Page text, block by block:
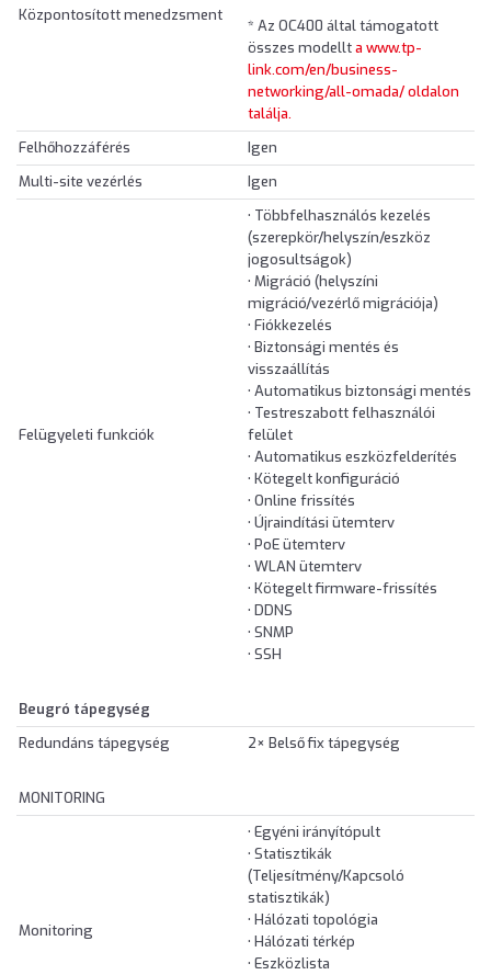
Központosított menedzsment
* Az OC400 által támogatott
összes modellta www.tp-
link.com/en/business-
networking/all-omada/ oldalon
találja.
Felhőhozzáférés
Igen
Multi-site vezérlés
Igen
Felügyeleti funkciók
• Többfelhasználós kezelés
(szerepkör/helyszín/eszköz
jogosultságok)
• Migráció (helyszíni
migráció/vezérlő migrációja)
• Fiókkezelés
• Biztonsági mentés és
visszaállítás
• Automatikus biztonsági mentés
• Testreszabott felhasználói
felület
• Automatikus eszközfelderítés
• Kötegelt konfiguráció
• Online frissítés
• Újraindítási ütemterv
• PoE ütemterv
• WLAN ütemterv
• Kötegelt firmware-frissítés
• DDNS
• SNMP
• SSH
Beugró tápegység
Redundáns tápegység
2× Belső fix tápegység
MONITORING
Monitoring
• Egyéni irányítópult
• Statisztikák
(Teljesítmény/Kapcsoló
statisztikák)
• Hálózati topológia
• Hálózati térkép
• Eszközlista